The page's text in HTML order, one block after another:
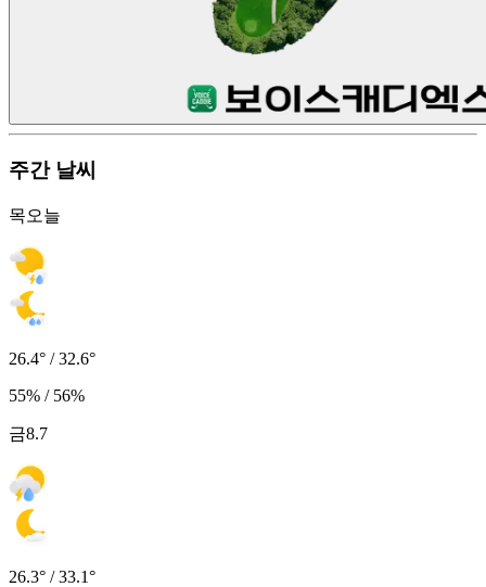
주간 날씨
목오늘
26.4° / 32.6°
55% / 56%
금8.7
26.3° / 33.1°